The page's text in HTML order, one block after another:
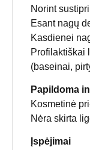
Norint
Esant nagų
Kasdienei
Profilaktiškai
(baseinai,
Papildoma
Kosmetinė
Nėra skirta
Įspėjimai